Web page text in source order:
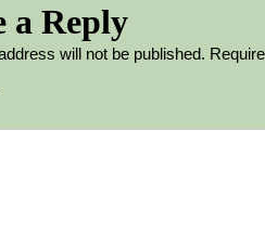
a Reply
will not be published.